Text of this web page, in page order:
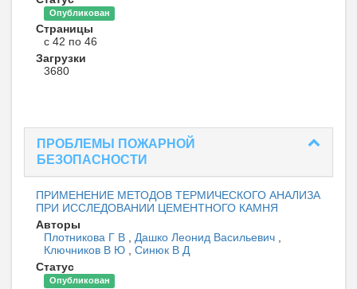
Опубликован
Страницы
с 42 по 46
Загрузки
3680
ПРОБЛЕМЫ ПОЖАРНОЙ
БЕЗОПАСНОСТИ
ПРИМЕНЕНИЕ МЕТОДОВ ТЕРМИЧЕСКОГО АНАЛИЗА
ПРИ ИССЛЕДОВАНИИ ЦЕМЕНТНОГО КАМНЯ
Авторы
Плотникова Г В , Дашко Леонид Васильевич ,
Ключников В Ю , Синюк В Д
Статус
Опубликован